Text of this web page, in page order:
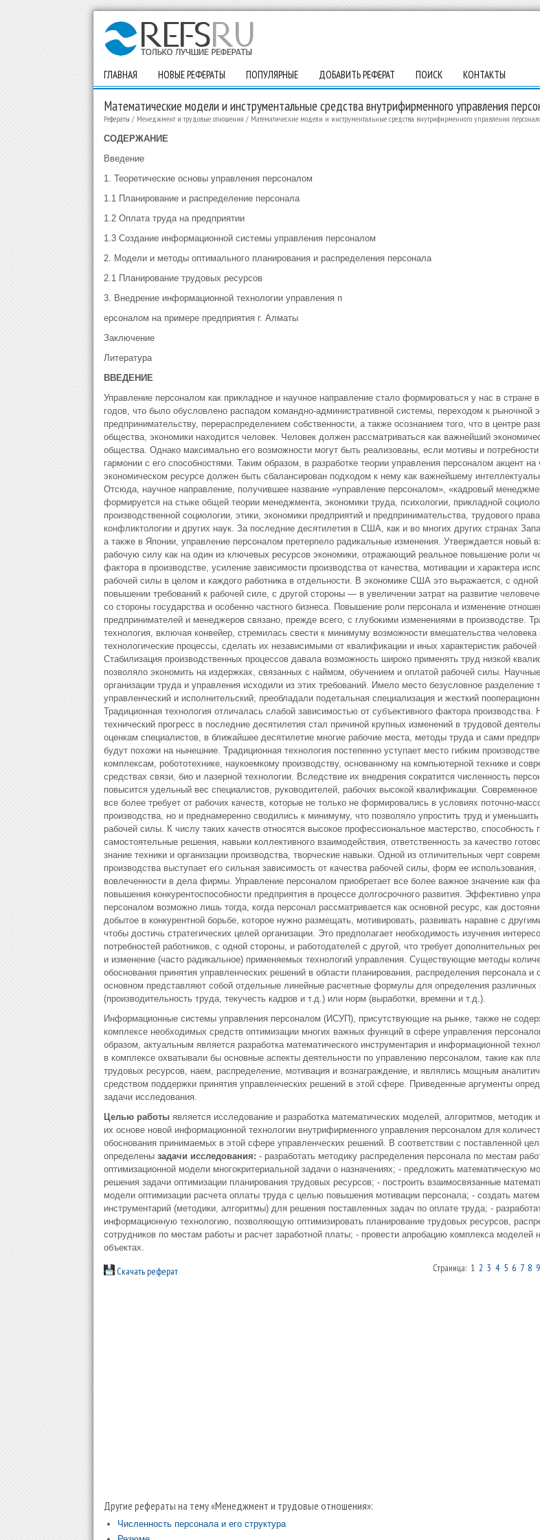
ГЛАВНАЯ НОВЫЕ РЕФЕРАТЫ ПОПУЛЯРНЫЕ ДОБАВИТЬ РЕФЕРАТ ПОИСК КОНТАКТЫ
Математические модели и инструментальные средства внутрифирменного управления
Рефераты / Менеджмент и трудовые отношения / Математические модели и инструментальные средства внутрифирменного управления
СОДЕРЖАНИЕ
Введение
1. Теоретические основы управления персоналом
1.1 Планирование и распределение персонала
1.2 Оплата труда на предприятии
1.3 Создание информационной системы управления персоналом
2. Модели и методы оптимального планирования и распределения персонала
2.1 Планирование трудовых ресурсов
3. Внедрение информационной технологии управления п
ерсоналом на примере предприятия г. Алматы
Заключение
Литература
ВВЕДЕНИЕ
Управление персоналом как прикладное и научное направление стало формироваться у нас в стране
годов, что было обусловлено распадом командно-административной системы, переходом к рыночной
предпринимательству, перераспределением собственности, а также осознанием того, что в центре
общества, экономики находится человек. Человек должен рассматриваться как важнейший
общества. Однако максимально его возможности могут быть реализованы, если мотивы и
гармонии с его способностями. Таким образом, в разработке теории управления персоналом акцент на
экономическом ресурсе должен быть сбалансирован подходом к нему как важнейшему
Отсюда, научное направление, получившее название «управление персоналом», «кадровый
формируется на стыке общей теории менеджмента, экономики труда, психологии, прикладной
производственной социологии, этики, экономики предприятий и предпринимательства, трудового
конфликтологии и других наук. За последние десятилетия в США, как и во многих других странах
а также в Японии, управление персоналом претерпело радикальные изменения. Утверждается новый
рабочую силу как на один из ключевых ресурсов экономики, отражающий реальное повышение роли
фактора в производстве, усиление зависимости производства от качества, мотивации и характера
рабочей силы в целом и каждого работника в отдельности. В экономике США это выражается, с одной
повышении требований к рабочей силе, с другой стороны — в увеличении затрат на развитие
со стороны государства и особенно частного бизнеса. Повышение роли персонала и изменение
предпринимателей и менеджеров связано, прежде всего, с глубокими изменениями в производстве.
технология, включая конвейер, стремилась свести к минимуму возможности вмешательства человека
технологические процессы, сделать их независимыми от квалификации и иных характеристик
Стабилизация производственных процессов давала возможность широко применять труд низкой
позволяло экономить на издержках, связанных с наймом, обучением и оплатой рабочей силы.
организации труда и управления исходили из этих требований. Имело место безусловное разделение
управленческий и исполнительский, преобладали подетальная специализация и жесткий
Традиционная технология отличалась слабой зависимостью от субъективного фактора производства.
технический прогресс в последние десятилетия стал причиной крупных изменений в трудовой
оценкам специалистов, в ближайшее десятилетие многие рабочие места, методы труда и сами
будут похожи на нынешние. Традиционная технология постепенно уступает место гибким
комплексам, робототехнике, наукоемкому производству, основанному на компьютерной технике и
средствах связи, био и лазерной технологии. Вследствие их внедрения сократится численность
повысится удельный вес специалистов, руководителей, рабочих высокой квалификации. Современное
все более требует от рабочих качеств, которые не только не формировались в условиях поточно-
производства, но и преднамеренно сводились к минимуму, что позволяло упростить труд и
рабочей силы. К числу таких качеств относятся высокое профессиональное мастерство, способность
самостоятельные решения, навыки коллективного взаимодействия, ответственность за качество
знание техники и организации производства, творческие навыки. Одной из отличительных черт
производства выступает его сильная зависимость от качества рабочей силы, форм ее использования,
вовлеченности в дела фирмы. Управление персоналом приобретает все более важное значение как
повышения конкурентоспособности предприятия в процессе долгосрочного развития. Эффективно
персоналом возможно лишь тогда, когда персонал рассматривается как основной ресурс, как
добытое в конкурентной борьбе, которое нужно размещать, мотивировать, развивать наравне с
чтобы достичь стратегических целей организации. Это предполагает необходимость изучения
потребностей работников, с одной стороны, и работодателей с другой, что требует дополнительных
и изменение (часто радикальное) применяемых технологий управления. Существующие методы
обоснования принятия управленческих решений в области планирования, распределения персонала и
основном представляют собой отдельные линейные расчетные формулы для определения различных
(производительность труда, текучесть кадров и т.д.) или норм (выработки, времени и т.д.).
Информационные системы управления персоналом (ИСУП), присутствующие на рынке, также не
комплексе необходимых средств оптимизации многих важных функций в сфере управления
образом, актуальным является разработка математического инструментария и информационной
в комплексе охватывали бы основные аспекты деятельности по управлению персоналом, такие как
трудовых ресурсов, наем, распределение, мотивация и вознаграждение, и являлись мощным
средством поддержки принятия управленческих решений в этой сфере. Приведенные аргументы
задачи исследования.
Целью работыявляется исследование и разработка математических моделей, алгоритмов, методик
их основе новой информационной технологии внутрифирменного управления персоналом для
обоснования принимаемых в этой сфере управленческих решений. В соответствии с поставленной
определены задачи исследования: - разработать методику распределения персонала по местам
оптимизационной модели многокритериальной задачи о назначениях; - предложить математическую
решения задачи оптимизации планирования трудовых ресурсов; - построить взаимосвязанные
модели оптимизации расчета оплаты труда с целью повышения мотивации персонала; - создать
инструментарий (методики, алгоритмы) для решения поставленных задач по оплате труда; -
информационную технологию, позволяющую оптимизировать планирование трудовых ресурсов,
сотрудников по местам работы и расчет заработной платы; - провести апробацию комплекса моделей
объектах.
Скачать реферат Страница: 1 2 3 4 5 6 7 8 9
Другие рефераты на тему «Менеджмент и трудовые отношения»:
Численность персонала и его структура